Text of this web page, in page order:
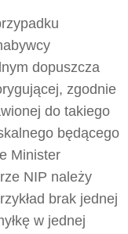
dopuszcza
zgodnie
do takiego
będącego
Minister
NIP należy
brak jednej
w jednej